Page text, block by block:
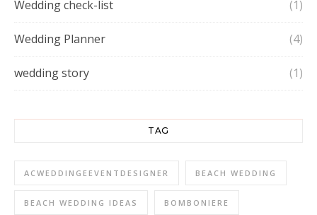
Wedding check-list (1)
Wedding Planner (4)
wedding story (1)
TAG
ACWEDDINGEEVENTDESIGNER BEACH WEDDING
BEACH WEDDING IDEAS BOMBONIERE